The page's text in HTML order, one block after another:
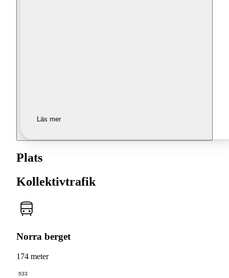
Läs mer
Plats
Kollektivtrafik
Norra berget
174 meter
533